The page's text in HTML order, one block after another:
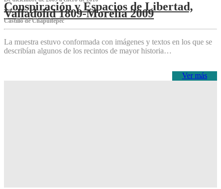
Conspiración y Espacios de Libertad,
Valladolid 1809-Morelia 2009
Castillo de Chapultepec
La muestra estuvo conformada con imágenes y textos en los que se
describían algunos de los recintos de mayor historia…
Ver más